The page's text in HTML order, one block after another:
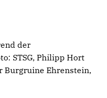
der
STSG, Philipp Hort
Burgruine Ehrenstein,